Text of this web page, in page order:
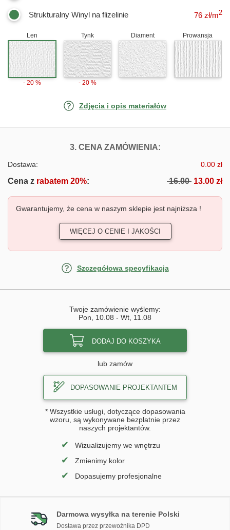
Strukturalny Winyl na flizelinie 76 zł/m2
Len
- 20 %
Tynk
- 20 %
Diament Prowansja
Zdjęcia i opis materiałów
3. CENA ZAMÓWIENIA:FOTOTAPETY
Dostawa: 0.00 zł
Cena z rabatem 20%: 16.00 13.00 zł
Gwarantujemy, że cena w naszym sklepie jest najniższa !
WIĘCEJ O CENIE I JAKOŚCI
Szczegółowa specyfikacja
Twoje zamówienie wyślemy:
Pon, 10.08 - Wt, 11.08
DODAJ DO KOSZYKA
lub zamów
DOPASOWANIE PROJEKTANTEM
* Wszystkie usługi, dotyczące dopasowania
wzoru, są wykonywane bezpłatnie przez
naszych projektantów.
✔ Wizualizujemy we wnętrzu
✔ Zmienimy kolor
✔ Dopasujemy profesjonalne
Darmowa wysyłka na terenie Polski
Dostawa przez przewoźnika DPD